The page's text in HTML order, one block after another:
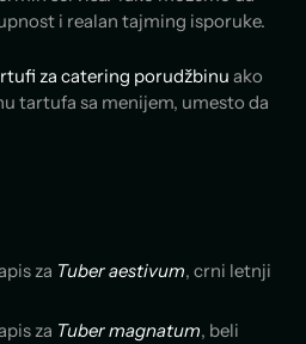
i realan tajming isporuke.
za catering porudžbinu ako
tartufa sa menijem, umesto da
za Tuber aestivum, crni letnji
za Tuber magnatum, beli